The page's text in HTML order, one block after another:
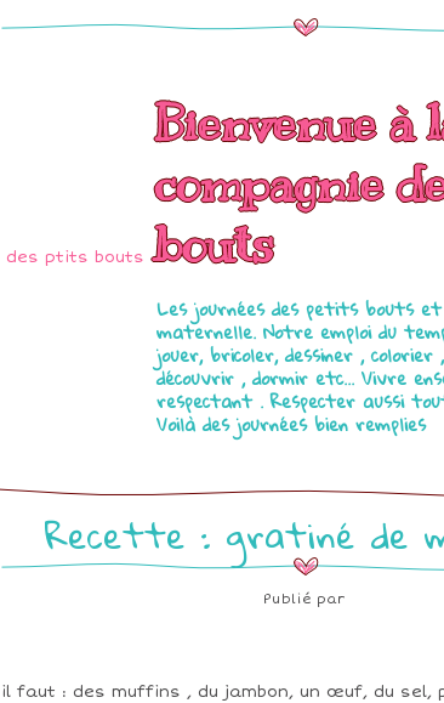
Bienvenue à
compagnie
bouts
Les journées des petits bouts
maternelle. Notre emploi du
jouer, bricoler, dessiner ,
découvrir , dormir etc... Vivre
respectant . Respecter aussi
Voilà des journées bien remplies
Recette : gratiné de
Publié par
il faut : des muffins , du jambon, un œuf, du sel,